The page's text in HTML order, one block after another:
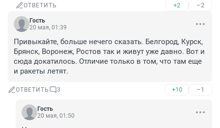
ОТВЕТИТЬ +2 –2
Гость
20 мая, 01:39
Привыкайте, больше нечего сказать. Белгород, Курск,
Брянск, Воронеж, Ростов так и живут уже давно. Вот и
сюда докатилось. Отличие только в том, что там еще
и ракеты летят.
ОТВЕТИТЬ 3 +10 –1
Гость
20 мая, 01:50